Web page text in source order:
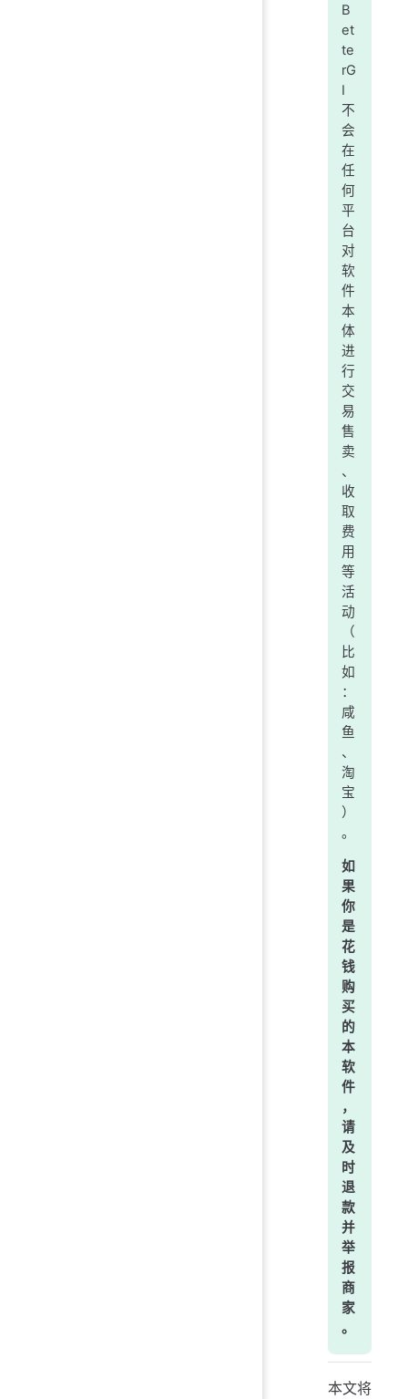
B
et
te
rG
I
不
会
在
任
何
平
台
对
软
件
本
体
进
行
交
易
售
卖
、
收
取
费
用
等
活
动
（
比
如
：
咸
鱼
、
淘
宝
）
。
如
果
你
是
花
钱
购
买
的
本
软
件
，
请
及
时
退
款
并
举
报
商
家
。
本文将